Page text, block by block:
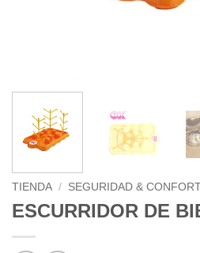
TIENDA / SEGURIDAD &
ESCURRIDOR DE